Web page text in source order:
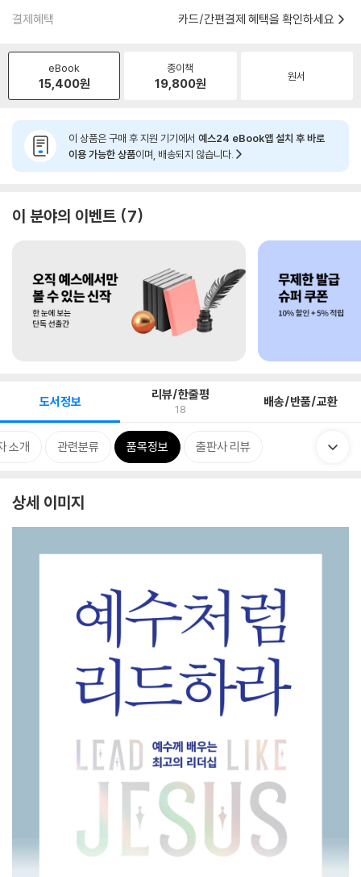
결제혜택 카드/간편결제 혜택을 확인하세요
eBook
15,400원
종이책
19,800원 원서
이 상품은 구매 후 지원 기기에서 예스24 eBook앱 설치 후 바로
이용 가능한 상품이며, 배송되지 않습니다.
이 분야의 이벤트 7
도서정보 리뷰/한줄평
18 배송/반품/교환
소개 관련분류 품목정보 출판사 리뷰
상세 이미지